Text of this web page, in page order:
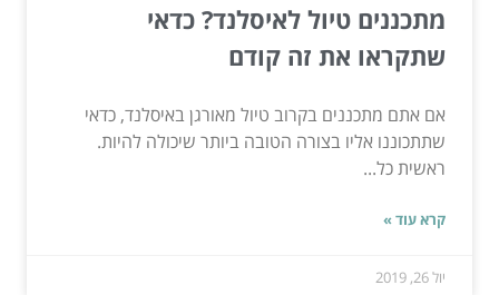
מתכננים טיול לאיסלנד? כדאי
שתקראו את זה קודם
אם אתם מתכננים בקרוב טיול מאורגן באיסלנד, כדאי
שתתכוננו אליו בצורה הטובה ביותר שיכולה להיות.
ראשית כל...
קרא עוד »
יול 26, 2019